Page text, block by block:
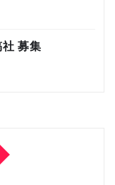
募集